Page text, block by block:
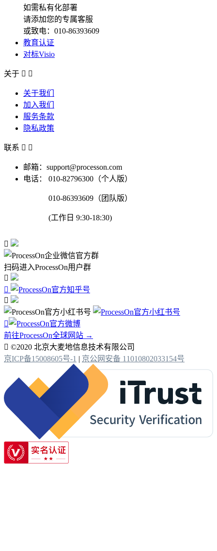
如需私有化部署
请添加您的专属客服
或致电：010-86393609
教育认证
对标Visio
关于  
关于我们
加入我们
服务条款
隐私政策
联系  
邮箱：support@processon.com
电话：
010-82796300（个人版）
010-86393609（团队版）
(工作日 9:30-18:30)

扫码进入ProcessOn用户群




前往ProcessOn全球网站 →
 ©2020 北京大麦地信息技术有限公司
京ICP备15008605号-1 | 京公网安备 11010802033154号